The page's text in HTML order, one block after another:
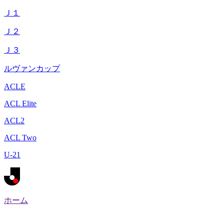
Ｊ１
Ｊ２
Ｊ３
ルヴァンカップ
ACLE
ACL Elite
ACL2
ACL Two
U-21
ホーム